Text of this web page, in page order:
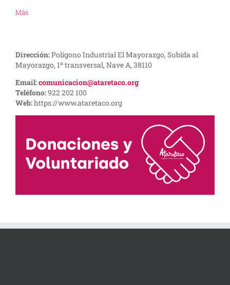
Más
Dirección:Polígono Industrial El Mayorazgo, Subida al
Mayorazgo, 1º transversal, Nave A, 38110
Email:comunicacion@ataretaco.org
Teléfono:922 202 100
Web:https://www.ataretaco.org